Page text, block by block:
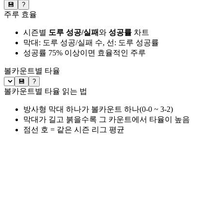
💾 ?
주루 효율
시즌별 도루 성공/실패와 성공률 차트
막대: 도루 성공/실패 수, 선: 도루 성공률
성공률 75% 이상이면 효율적인 주루
볼카운트별 타율
💾 ?
볼카운트별 타율 읽는 법
방사형 막대 하나가 볼카운트 하나(0-0 ~ 3-2)
막대가 길고 붉을수록 그 카운트에서 타율이 높음
점선 호 = 같은 시즌 리그 평균